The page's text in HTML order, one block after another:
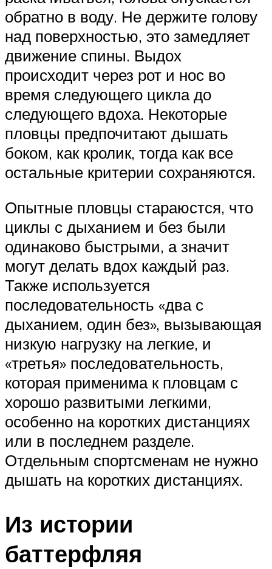
обратно в воду. Не держите голову
над поверхностью, это замедляет
движение спины. Выдох
происходит через рот и нос во
время следующего цикла до
следующего вдоха. Некоторые
пловцы предпочитают дышать
боком, как кролик, тогда как все
остальные критерии сохраняются.
Опытные пловцы стараюстся, что
циклы с дыханием и без были
одинаково быстрыми, а значит
могут делать вдох каждый раз.
Также используется
последовательность «два с
дыханием, один без», вызывающая
низкую нагрузку на легкие, и
«третья» последовательность,
которая применима к пловцам с
хорошо развитыми легкими,
особенно на коротких дистанциях
или в последнем разделе.
Отдельным спортсменам не нужно
дышать на коротких дистанциях.
Из истории
баттерфляя